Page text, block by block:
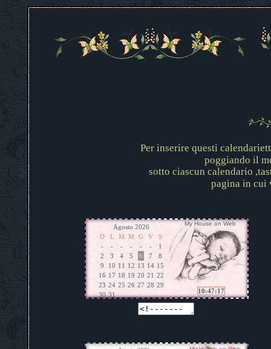
Per inserire questi
poggiando il
sotto ciascun calendario
pagina in cui